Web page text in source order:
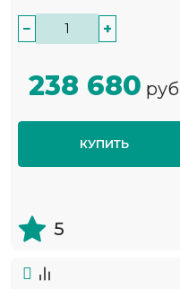
− +
238 680 руб
КУПИТЬ
5